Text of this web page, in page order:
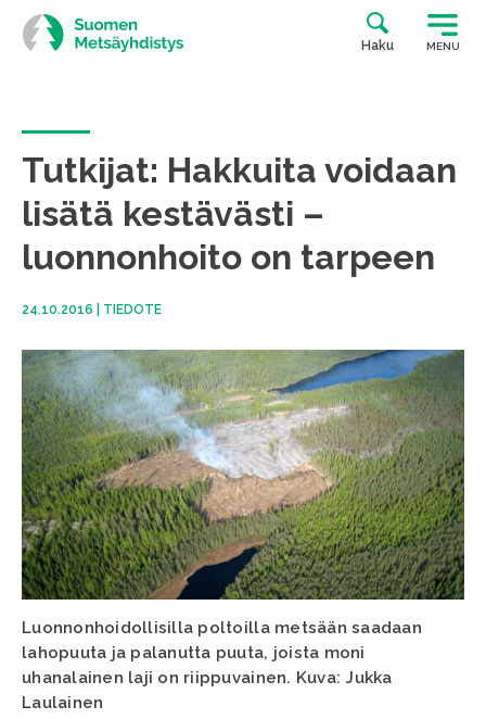
Siirry
suoraan
sisältöön
Haku MENU
Tutkijat: Hakkuita voidaan
lisätä kestävästi –
luonnonhoito on tarpeen
24.10.2016 TIEDOTE
Luonnonhoidollisilla poltoilla metsään saadaan
lahopuuta ja palanutta puuta, joista moni
uhanalainen laji on riippuvainen. Kuva: Jukka
Laulainen